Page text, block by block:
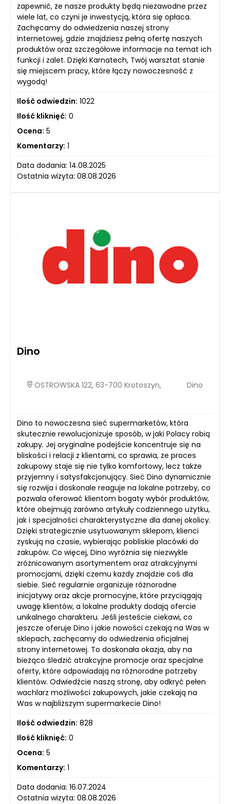
zapewnić, że nasze produkty będą niezawodne przez
wiele lat, co czyni je inwestycją, która się opłaca.
Zachęcamy do odwiedzenia naszej strony
internetowej, gdzie znajdziesz pełną ofertę naszych
produktów oraz szczegółowe informacje na temat ich
funkcji i zalet. Dzięki Karnatech, Twój warsztat stanie
się miejscem pracy, które łączy nowoczesność z
wygodą!
Ilość odwiedzin: 1022
Ilość kliknięć: 0
Ocena: 5
Komentarzy: 1
Data dodania: 14.08.2025
Ostatnia wizyta: 08.08.2026
Dino
OSTROWSKA 122, 63-700 Krotoszyn, Dino
Dino to nowoczesna sieć supermarketów, która
skutecznie rewolucjonizuje sposób, w jaki Polacy robią
zakupy. Jej oryginalne podejście koncentruje się na
bliskości i relacji z klientami, co sprawia, że proces
zakupowy staje się nie tylko komfortowy, lecz także
przyjemny i satysfakcjonujący. Sieć Dino dynamicznie
się rozwija i doskonale reaguje na lokalne potrzeby, co
pozwala oferować klientom bogaty wybór produktów,
które obejmują zarówno artykuły codziennego użytku,
jak i specjalności charakterystyczne dla danej okolicy.
Dzięki strategicznie usytuowanym sklepom, klienci
zyskują na czasie, wybierając pobliskie placówki do
zakupów. Co więcej, Dino wyróżnia się niezwykle
zróżnicowanym asortymentem oraz atrakcyjnymi
promocjami, dzięki czemu każdy znajdzie coś dla
siebie. Sieć regularnie organizuje różnorodne
inicjatywy oraz akcje promocyjne, które przyciągają
uwagę klientów, a lokalne produkty dodają ofercie
unikalnego charakteru. Jeśli jesteście ciekawi, co
jeszcze oferuje Dino i jakie nowości czekają na Was w
sklepach, zachęcamy do odwiedzenia oficjalnej
strony internetowej. To doskonała okazja, aby na
bieżąco śledzić atrakcyjne promocje oraz specjalne
oferty, które odpowiadają na różnorodne potrzeby
klientów. Odwiedźcie naszą stronę, aby odkryć pełen
wachlarz możliwości zakupowych, jakie czekają na
Was w najbliższym supermarkecie Dino!
Ilość odwiedzin: 828
Ilość kliknięć: 0
Ocena: 5
Komentarzy: 1
Data dodania: 16.07.2024
Ostatnia wizyta: 08.08.2026